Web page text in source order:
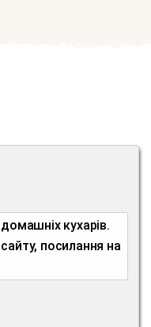
домашніх кухарів.
посилання на